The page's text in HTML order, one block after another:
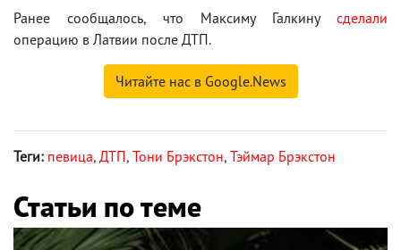
Ранее сообщалось, что Максиму Галкину сделали
операцию в Латвии после ДТП.
Читайте нас в Google.News
Теги: певица, ДТП, Тони Брэкстон, Тэймар Брэкстон
Статьи по теме